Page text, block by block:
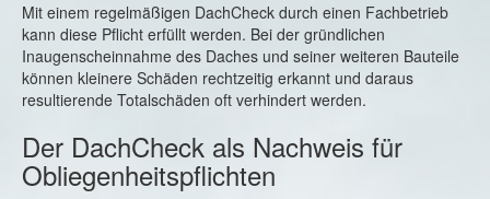
Mit einem regelmäßigen DachCheck durch einen Fachbetrieb
kann diese Pflicht erfüllt werden. Bei der gründlichen
Inaugenscheinnahme des Daches und seiner weiteren Bauteile
können kleinere Schäden rechtzeitig erkannt und daraus
resultierende Totalschäden oft verhindert werden.
Der DachCheck als Nachweis für
Obliegenheitspflichten